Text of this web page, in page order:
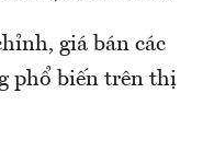
giá bán các
phổ biến trên thị